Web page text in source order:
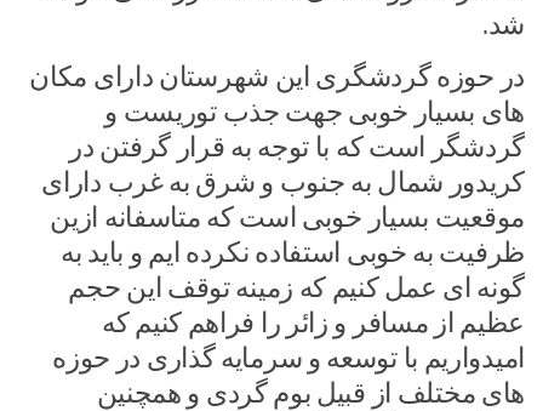
شد.
در حوزه گردشگری این شهرستان دارای مکان
های بسیار خوبی جهت جذب توریست و
گردشگر است که با توجه به قرار گرفتن در
کریدور شمال به جنوب و شرق به غرب دارای
موقعیت بسیار خوبی است که متاسفانه ازین
ظرفیت به خوبی استفاده نکرده ایم و باید به
گونه ای عمل کنیم که زمینه توقف این حجم
عظیم از مسافر و زائر را فراهم کنیم که
امیدواریم با توسعه و سرمایه گذاری در حوزه
های مختلف از قبیل بوم گردی و همچنین